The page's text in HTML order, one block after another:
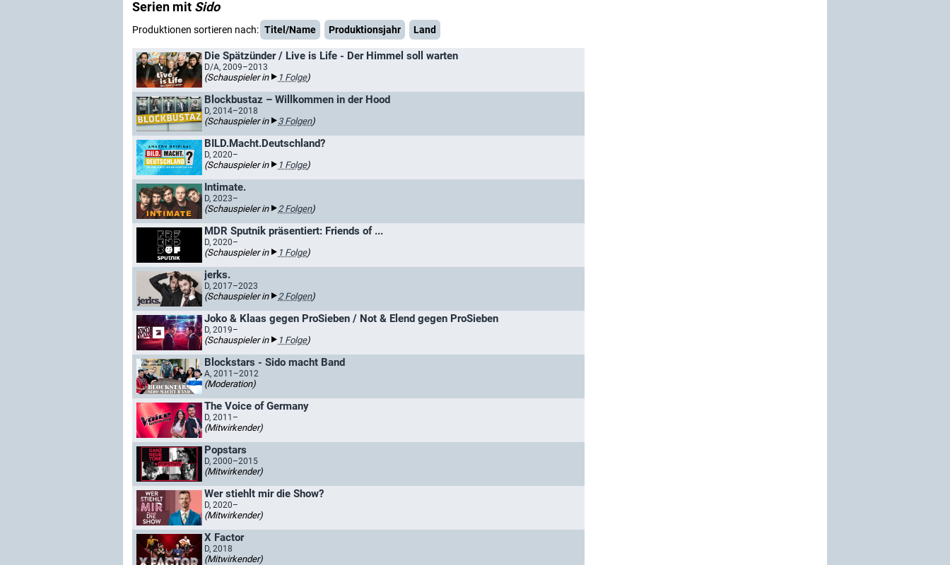
Serien mit Sido
Produktionen sortieren nach: Titel/Name Produktionsjahr Land
Die Spätzünder / Live is Life - Der Himmel soll warten
D/A, 2009–2013
(Schauspieler in 1 Folge)
Blockbustaz – Willkommen in der Hood
D, 2014–2018
(Schauspieler in 3 Folgen)
BILD.Macht.Deutschland?
D, 2020–
(Schauspieler in 1 Folge)
Intimate.
D, 2023–
(Schauspieler in 2 Folgen)
MDR Sputnik präsentiert: Friends of ...
D, 2020–
(Schauspieler in 1 Folge)
jerks.
D, 2017–2023
(Schauspieler in 2 Folgen)
Joko & Klaas gegen ProSieben / Not & Elend gegen ProSieben
D, 2019–
(Schauspieler in 1 Folge)
Blockstars - Sido macht Band
A, 2011–2012
(Moderation)
The Voice of Germany
D, 2011–
(Mitwirkender)
Popstars
D, 2000–2015
(Mitwirkender)
Wer stiehlt mir die Show?
D, 2020–
(Mitwirkender)
X Factor
D, 2018
(Mitwirkender)